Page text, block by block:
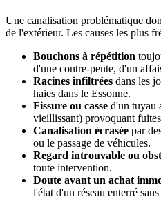
Une canalisation problématique
de l'extérieur. Les causes les plus
Bouchons à répétition
d'une contre-pente, d'un
Racines infiltrées dans les
haies dans le Essonne.
Fissure ou casse d'un tuyau
vieillissant) provoquant
Canalisation écrasée par
ou le passage de véhicules.
Regard introuvable ou
toute intervention.
Doute avant un achat
l'état d'un réseau enterré